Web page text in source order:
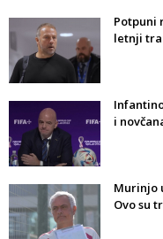
Potpuni
letnji
i
Murinjo
Ovo su